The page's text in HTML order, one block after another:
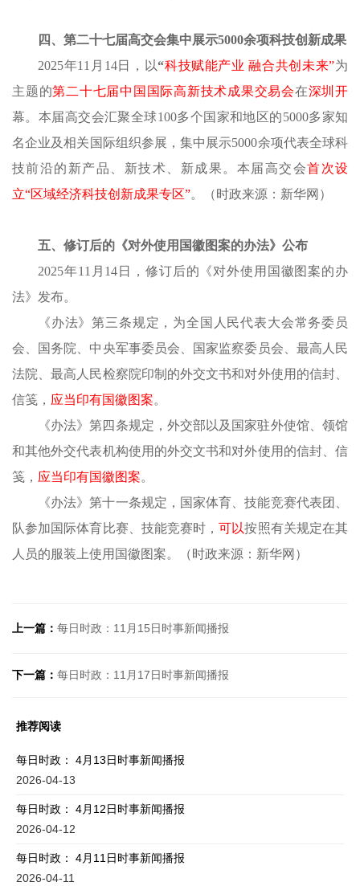
四、第二十七届高交会集中展示5000余项科技创新成果
2025年11月14日，以“科技赋能产业 融合共创未来”为
主题的第二十七届中国国际高新技术成果交易会在深圳开
幕。本届高交会汇聚全球100多个国家和地区的5000多家知
名企业及相关国际组织参展，集中展示5000余项代表全球科
技前沿的新产品、新技术、新成果。本届高交会首次设
立“区域经济科技创新成果专区”。（时政来源：新华网）
五、修订后的《对外使用国徽图案的办法》公布
2025年11月14日，修订后的《对外使用国徽图案的办
法》发布。
《办法》第三条规定，为全国人民代表大会常务委员
会、国务院、中央军事委员会、国家监察委员会、最高人民
法院、最高人民检察院印制的外交文书和对外使用的信封、
信笺， 应当印有国徽图案。
《办法》第四条规定，外交部以及国家驻外使馆、领馆
和其他外交代表机构使用的外交文书和对外使用的信封、信
笺， 应当印有国徽图案。
《办法》第十一条规定，国家体育、技能竞赛代表团、
队参加国际体育比赛、技能竞赛时，可以按照有关规定在其
人员的服装上使用国徽图案。（时政来源：新华网）
上一篇： 每日时政：11月15日时事新闻播报
下一篇： 每日时政：11月17日时事新闻播报
推荐阅读
每日时政： 4月13日时事新闻播报
2026-04-13
每日时政： 4月12日时事新闻播报
2026-04-12
每日时政： 4月11日时事新闻播报
2026-04-11